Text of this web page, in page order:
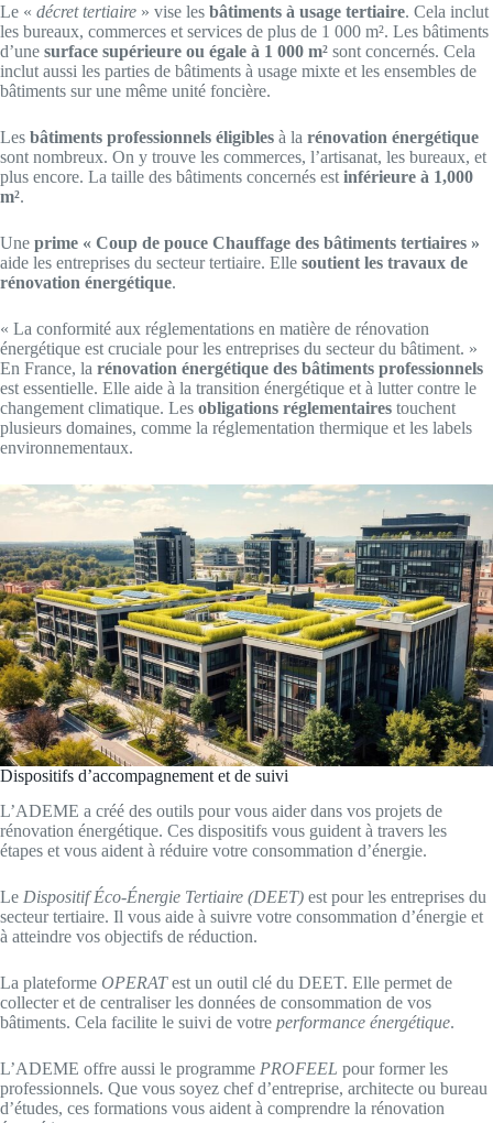
Le « décret tertiaire » vise les bâtiments à usage tertiaire. Cela inclut
les bureaux, commerces et services de plus de 1 000 m². Les bâtiments
d’une surface supérieure ou égale à 1 000 m² sont concernés. Cela
inclut aussi les parties de bâtiments à usage mixte et les ensembles de
bâtiments sur une même unité foncière.
Les bâtiments professionnels éligibles à la rénovation énergétique
sont nombreux. On y trouve les commerces, l’artisanat, les bureaux, et
plus encore. La taille des bâtiments concernés est inférieure à 1,000
m².
Une prime « Coup de pouce Chauffage des bâtiments tertiaires »
aide les entreprises du secteur tertiaire. Elle soutient les travaux de
rénovation énergétique.
« La conformité aux réglementations en matière de rénovation
énergétique est cruciale pour les entreprises du secteur du bâtiment. »
En France, la rénovation énergétique des bâtiments professionnels
est essentielle. Elle aide à la transition énergétique et à lutter contre le
changement climatique. Les obligations réglementaires touchent
plusieurs domaines, comme la réglementation thermique et les labels
environnementaux.
Dispositifs d’accompagnement et de suivi
L’ADEME a créé des outils pour vous aider dans vos projets de
rénovation énergétique. Ces dispositifs vous guident à travers les
étapes et vous aident à réduire votre consommation d’énergie.
Le Dispositif Éco-Énergie Tertiaire (DEET) est pour les entreprises du
secteur tertiaire. Il vous aide à suivre votre consommation d’énergie et
à atteindre vos objectifs de réduction.
La plateforme OPERATest un outil clé du DEET. Elle permet de
collecter et de centraliser les données de consommation de vos
bâtiments. Cela facilite le suivi de votre performance énergétique.
L’ADEME offre aussi le programme PROFEEL pour former les
professionnels. Que vous soyez chef d’entreprise, architecte ou bureau
d’études, ces formations vous aident à comprendre la rénovation